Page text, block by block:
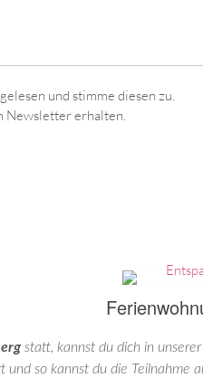
und stimme diesen zu.
Newsletter erhalten.
statt, kannst du dich in unserer
und so kannst du die Teilnahme